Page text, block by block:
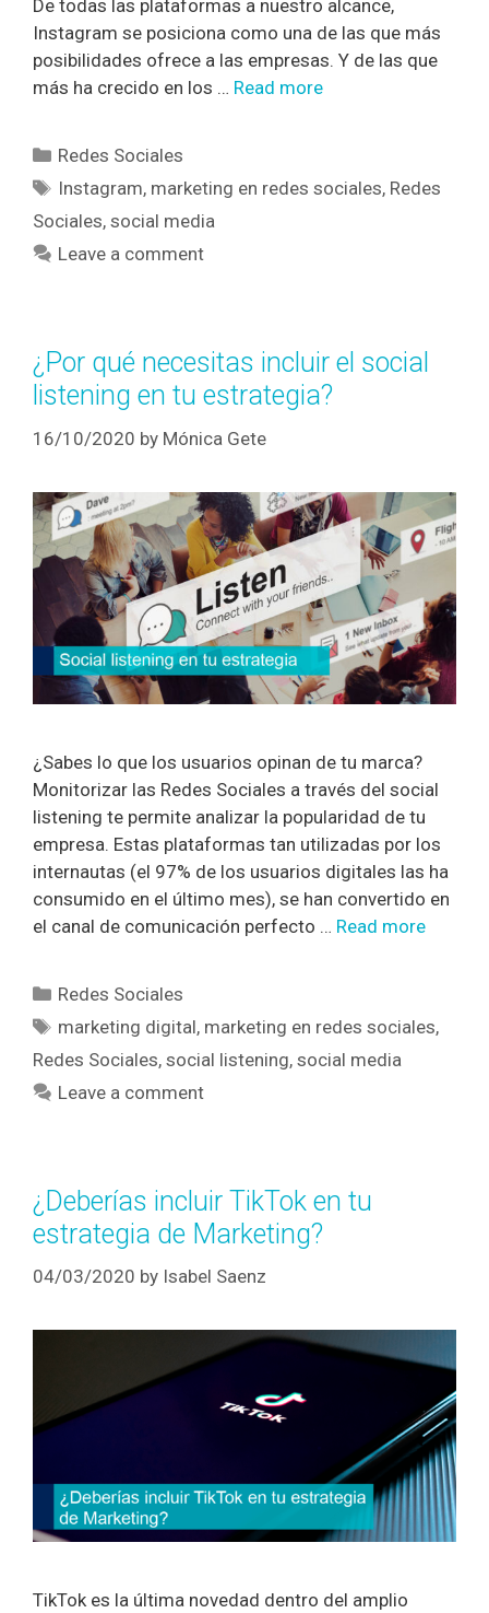
De todas las plataformas a nuestro alcance,
Instagram se posiciona como una de las que más
posibilidades ofrece a las empresas. Y de las que
más ha crecido en los … Read more
Redes Sociales
Instagram, marketing en redes sociales, Redes
Sociales, social media
Leave a comment
¿Por qué necesitas incluir el social
listening en tu estrategia?
16/10/2020 by Mónica Gete
¿Sabes lo que los usuarios opinan de tu marca?
Monitorizar las Redes Sociales a través del social
listening te permite analizar la popularidad de tu
empresa. Estas plataformas tan utilizadas por los
internautas (el 97% de los usuarios digitales las ha
consumido en el último mes), se han convertido en
el canal de comunicación perfecto … Read more
Redes Sociales
marketing digital, marketing en redes sociales,
Redes Sociales, social listening, social media
Leave a comment
¿Deberías incluir TikTok en tu
estrategia de Marketing?
04/03/2020 by Isabel Saenz
TikTok es la última novedad dentro del amplio